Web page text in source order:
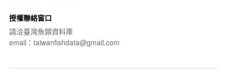
授權聯絡窗口
請洽臺灣魚類資料庫
email：taiwanfishdata@gmail.com